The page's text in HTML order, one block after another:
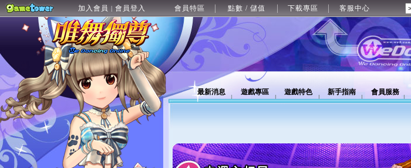
加入會員 | 會員登入 會員特區 點數 / 儲值 下載專區 客服中心
最新消息 遊戲專區 遊戲特色 新手指南 會員服務